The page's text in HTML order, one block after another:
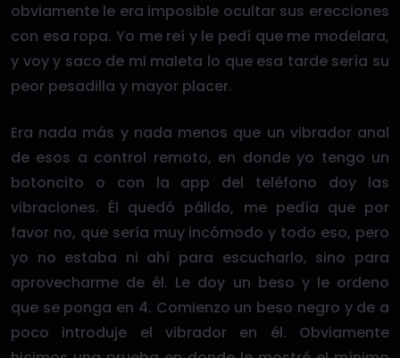
obviamente le era imposible ocultar sus erecciones
con esa ropa. Yo me reí y le pedí que me modelara,
y voy y saco de mi maleta lo que esa tarde sería su
peor pesadilla y mayor placer.
Era nada más y nada menos que un vibrador anal
de esos a control remoto, en donde yo tengo un
botoncito o con la app del teléfono doy las
vibraciones. Él quedó pálido, me pedía que por
favor no, que sería muy incómodo y todo eso, pero
yo no estaba ni ahí para escucharlo, sino para
aprovecharme de él. Le doy un beso y le ordeno
que se ponga en 4. Comienzo un beso negro y de a
poco introduje el vibrador en él. Obviamente